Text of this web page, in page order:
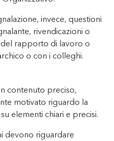
invece, questioni
rivendicazioni o
del rapporto di lavoro o
o con i colleghi.
contenuto preciso,
motivato riguardo la
elementi chiari e precisi.
devono riguardare